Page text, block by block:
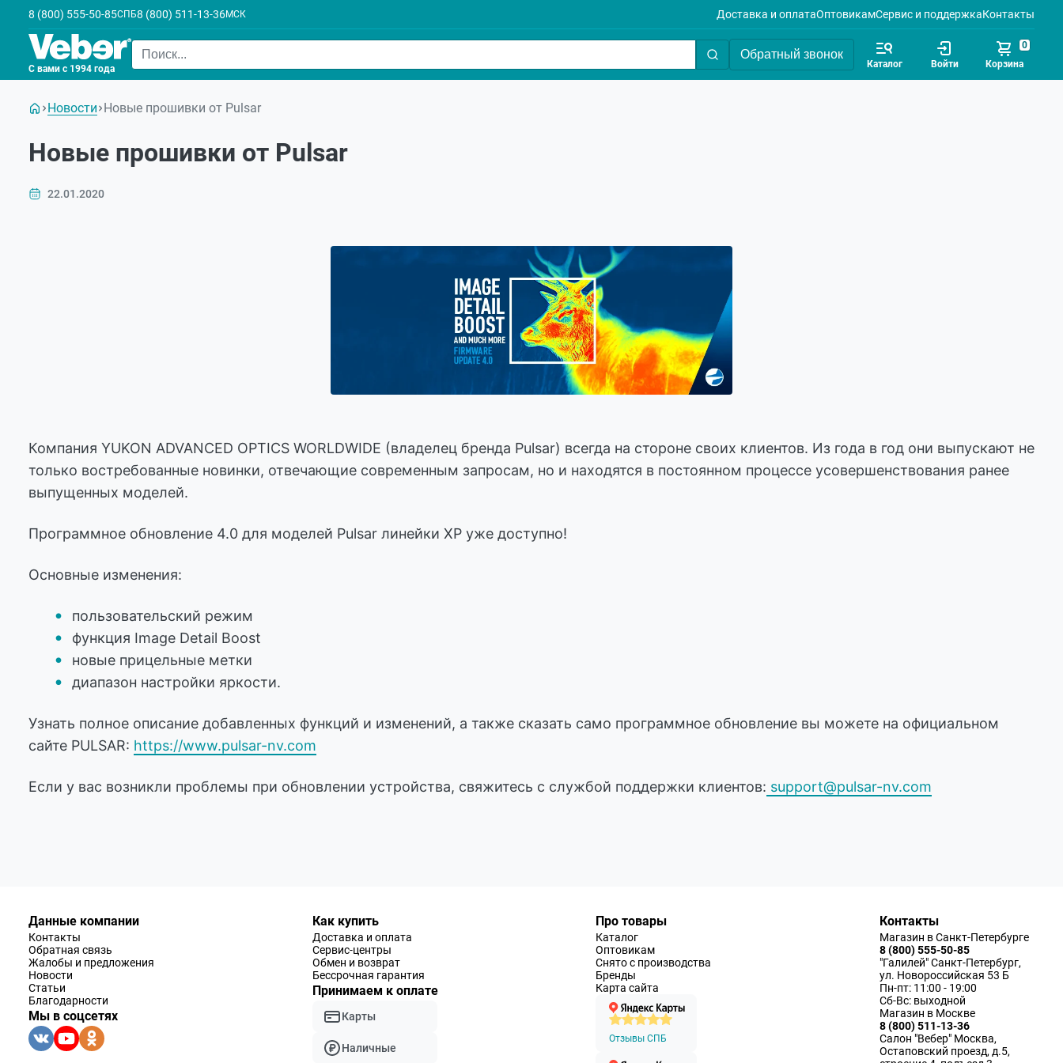
8 (800) 555-50-85СПБ8 (800) 511-13-36МСК Доставка и оплатаОптовикамСервис и поддержкаКонтакты
С вами с 1994 года
Обратный звонок
Каталог Войти Корзина
0
Новости Новые прошивки от Pulsar
Новые прошивки от Pulsar
22.01.2020
Компания YUKON ADVANCED OPTICS WORLDWIDE (владелец бренда Pulsar) всегда на стороне своих клиентов. Из года в год они выпускают не
только востребованные новинки, отвечающие современным запросам, но и находятся в постоянном процессе усовершенствования ранее
выпущенных моделей.
Программное обновление 4.0 для моделей Pulsar линейки XP уже доступно!
Основные изменения:
пользовательский режим
функция Image Detail Boost
новые прицельные метки
диапазон настройки яркости.
Узнать полное описание добавленных функций и изменений, а также сказать само программное обновление вы можете на официальном
сайте PULSAR: https://www.pulsar-nv.com
Если у вас возникли проблемы при обновлении устройства, свяжитесь с службой поддержки клиентов: support@pulsar-nv.com
Данные компании
Контакты
Обратная связь
Жалобы и предложения
Новости
Статьи
Благодарности
Мы в соцсетях
Как купить
Доставка и оплата
Сервис-центры
Обмен и возврат
Бессрочная гарантия
Принимаем к оплате
Карты
Наличные
Про товары
Каталог
Оптовикам
Снято с производства
Бренды
Карта сайта
Отзывы СПБ
Контакты
Магазин в Санкт-Петербурге
8 (800) 555-50-85
"Галилей" Санкт-Петербург,
ул. Новороссийская 53 Б
Пн-пт: 11:00 - 19:00
Сб-Вс: выходной
Магазин в Москве
8 (800) 511-13-36
Салон "Вебер" Москва,
Остаповский проезд, д.5,